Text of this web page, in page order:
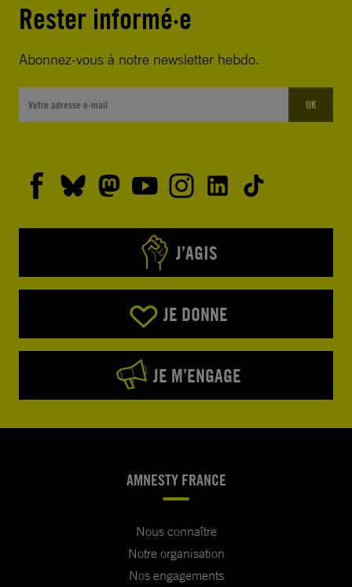
Rester informé·e
Abonnez-vous à notre newsletter hebdo.
OK
J’AGIS
JE DONNE
JE M’ENGAGE
AMNESTY FRANCE
Nous connaître
Notre organisation
Nos engagements